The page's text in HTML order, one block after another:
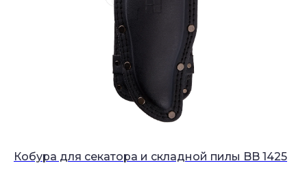
Кобура для секатора и складной пилы BB 1425